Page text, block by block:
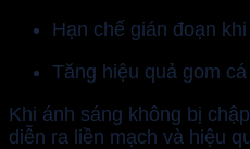
Hạn chế gián đoạn
Tăng hiệu quả gom cá
Khi ánh sáng không bị
diễn ra liền mạch và hiệu